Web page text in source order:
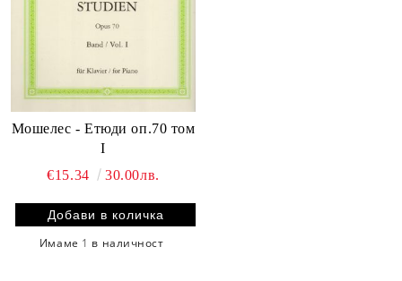
Мошелес - Етюди оп.70 том
I
€15.34
30.00лв.
Имаме 1 в наличност